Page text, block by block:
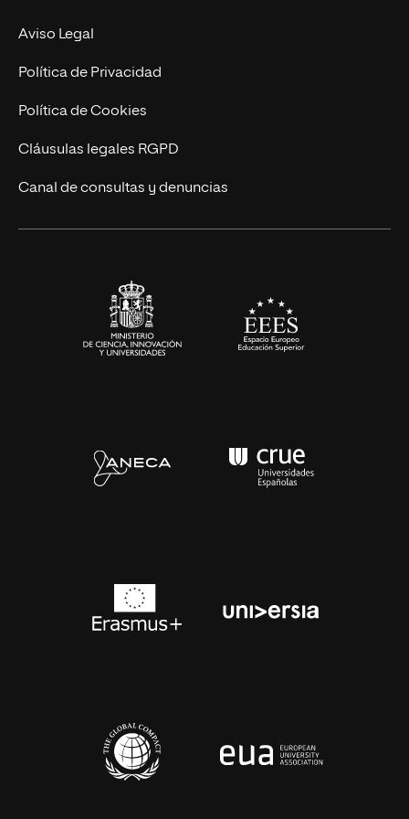
Experto Universitario
Postgrados
Cursos Universitarios
Nuestro Equipo
Trabaja en UNIR
Actualidad
UNIR Revista
Eventos
Aviso Legal
Política de Privacidad
Política de Cookies
Cláusulas legales RGPD
Canal de consultas y denuncias